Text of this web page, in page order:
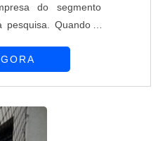
do segmento
pesquisa. Quando o
das Telas
PREÇO TELAS E
eficientes de